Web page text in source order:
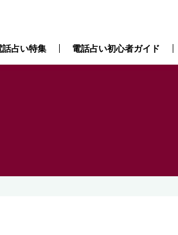
話占い特集 電話占い初心者ガイド